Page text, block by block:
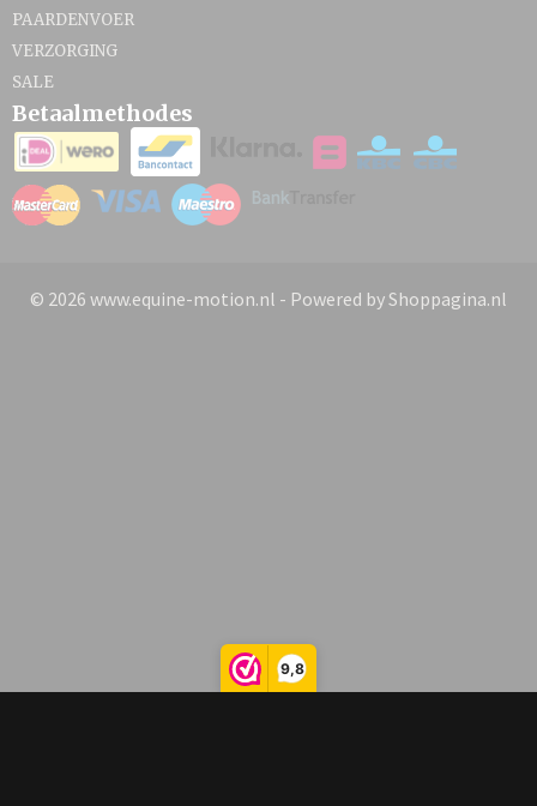
9,8
PAARDENVOER
VERZORGING
SALE
Betaalmethodes
© 2026 www.equine-motion.nl - Powered by Shoppagina.nl